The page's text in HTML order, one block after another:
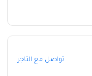
تواصل مع التاجر